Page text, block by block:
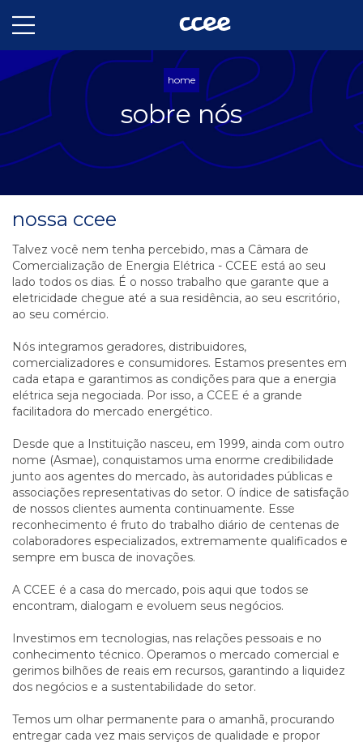
home
sobre nós
nossa ccee
Talvez você nem tenha percebido, mas a Câmara de
Comercialização de Energia Elétrica - CCEE está ao seu
lado todos os dias. É o nosso trabalho que garante que a
eletricidade chegue até a sua residência, ao seu escritório,
ao seu comércio.
Nós integramos geradores, distribuidores,
comercializadores e consumidores. Estamos presentes em
cada etapa e garantimos as condições para que a energia
elétrica seja negociada. Por isso, a CCEE é a grande
facilitadora do mercado energético.
Desde que a Instituição nasceu, em 1999, ainda com outro
nome (Asmae), conquistamos uma enorme credibilidade
junto aos agentes do mercado, às autoridades públicas e
associações representativas do setor. O índice de satisfação
de nossos clientes aumenta continuamente. Esse
reconhecimento é fruto do trabalho diário de centenas de
colaboradores especializados, extremamente qualificados e
sempre em busca de inovações.
A CCEE é a casa do mercado, pois aqui que todos se
encontram, dialogam e evoluem seus negócios.
Investimos em tecnologias, nas relações pessoais e no
conhecimento técnico. Operamos o mercado comercial e
gerimos bilhões de reais em recursos, garantindo a liquidez
dos negócios e a sustentabilidade do setor.
Temos um olhar permanente para o amanhã, procurando
entregar cada vez mais serviços de qualidade e propor